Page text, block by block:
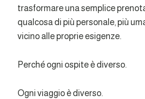
trasformare una semplice
qualcosa di più personale, più
vicino alle proprie esigenze.
Perché ogni ospite è diverso.
Ogni viaggio è diverso.